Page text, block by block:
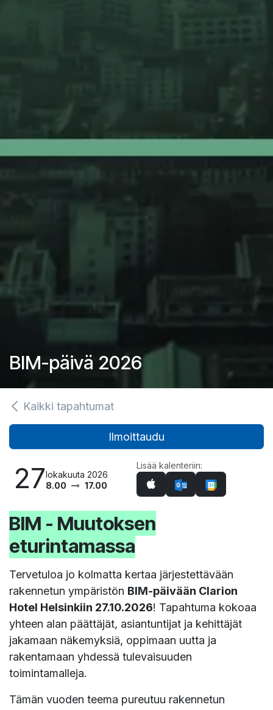
BIM-päivä 2026
Kaikki tapahtumat
Ilmoittaudu
27lokakuuta 2026
8.00
17.00
Lisää kalenteriin:
BIM - Muutoksen
eturintamassa
Tervetuloa jo kolmatta kertaa järjestettävään
rakennetun ympäristön BIM-päivään Clarion
Hotel Helsinkiin 27.10.2026! Tapahtuma kokoaa
yhteen alan päättäjät, asiantuntijat ja kehittäjät
jakamaan näkemyksiä, oppimaan uutta ja
rakentamaan yhdessä tulevaisuuden
toimintamalleja.
Tämän vuoden teema pureutuu rakennetun